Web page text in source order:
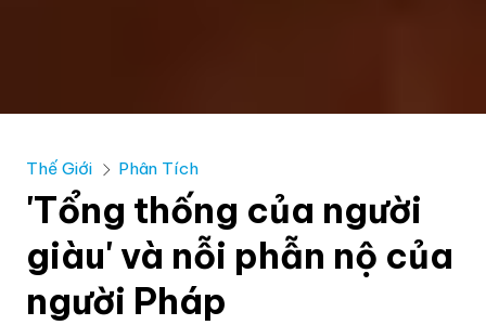
Thế Giới Phân Tích
'Tổng thống của người
giàu' và nỗi phẫn nộ của
người Pháp